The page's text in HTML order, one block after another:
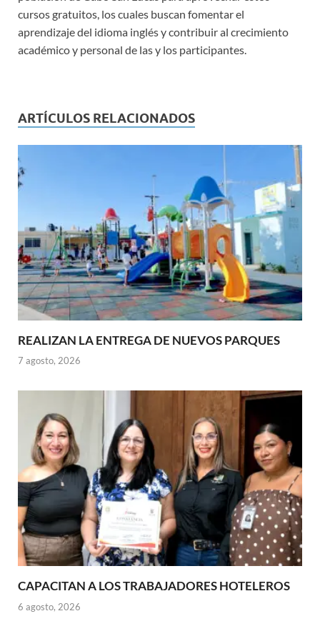
cursos gratuitos, los cuales buscan fomentar el
aprendizaje del idioma inglés y contribuir al crecimiento
académico y personal de las y los participantes.
ARTÍCULOS RELACIONADOS
REALIZAN LA ENTREGA DE NUEVOS PARQUES
7 agosto, 2026
CAPACITAN A LOS TRABAJADORES HOTELEROS
6 agosto, 2026